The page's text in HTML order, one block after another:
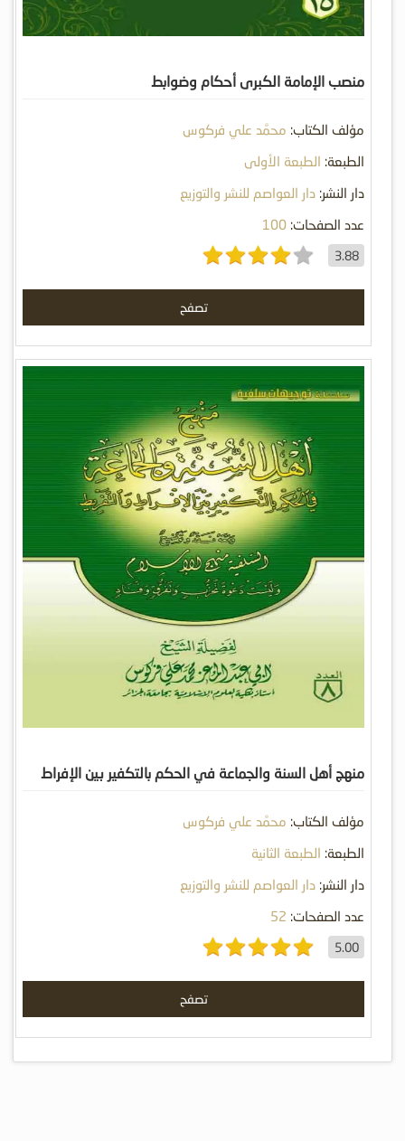
منصب الإمامة الكبرى أحكام وضوابط
مؤلف الكتاب: محمَّد علي فركوس
الطبعة: الطبعة الأولى
دار النشر: دار العواصم للنشر والتوزيع
عدد الصفحات: 100
3.88
تصفح
منهج أهل السنة والجماعة في الحكم بالتكفير بين الإفراط
مؤلف الكتاب: محمَّد علي فركوس
الطبعة: الطبعة الثانية
دار النشر: دار العواصم للنشر والتوزيع
عدد الصفحات: 52
5.00
تصفح